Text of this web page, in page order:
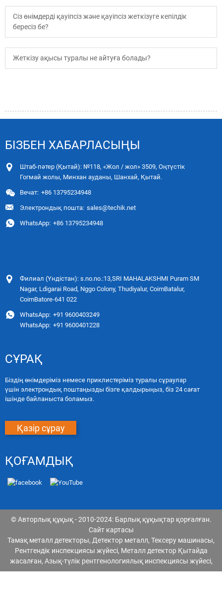
Сіз өнімдерді қауіпсіз және қауіпсіз жеткізуге кепілдік
бересіз бе?
Жеткізу ақысы туралы не айтуға болады?
БІЗБЕН ХАБАРЛАСЫҢЫ
Штаб-пәтер (Қытай): №118, «Жол / жол» 3509, Оңтүстік
Гогмай жолы, Минхан ауданы, Шанхай, Қытай.
Вечат: +86 13795234948
Электрондық пошта: sales@techik.net
WhatsApp: +86 13795234948
Филиал (Үндістан): s.no.no.:13,SRI MAHALAKSHMI Puram SM
Nagar, Ldigarai Road, Nggo Colony, Thudiyalur, CoimBatalur,
CoimBatore-641 022
WhatsApp: +91 9600403249
WhatsApp: +91 9600401228
СҰРАҚ
Біздің өнімдеріміз немесе приклистеріміз туралы сұраулар
үшін электрондық поштаңызды бізге қалдырыңыз, біз 24 сағат
ішінде байланыста боламыз.
Қазір сұрау
ҚОҒАМДЫҚ
© Авторлық құқық - 2010-2024: Барлық құқықтар қорғалған.
Сайт картасы
Тамақ металл детекторы, Детектор металл, Тексеру машинасы,
Рентгендік инспекциясы жүйесі, Металл детектор Қытайда
жасалған, Азық-түлік рентгенологиялық инспекциясы жүйесі,